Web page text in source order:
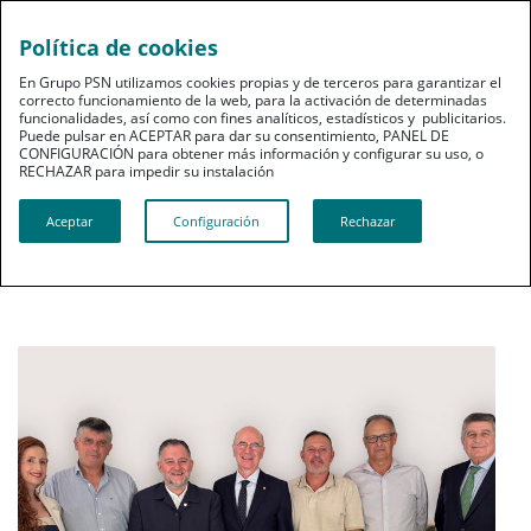
Sala de Prensa
Política de cookies
En Grupo PSN utilizamos cookies propias y de terceros para garantizar el
correcto funcionamiento de la web, para la activación de determinadas
funcionalidades, así como con fines analíticos, estadísticos y publicitarios.
Puede pulsar en ACEPTAR para dar su consentimiento, PANEL DE
CONFIGURACIÓN para obtener más información y configurar su uso, o
RECHAZAR para impedir su instalación​​​​​​​
Aceptar Configuración Rechazar